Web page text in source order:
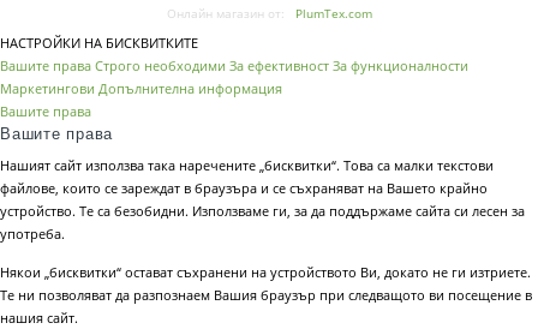
Онлайн магазин от:
PlumTex.com
НАСТРОЙКИ НА БИСКВИТКИТЕ
Вашите права Строго необходими За ефективност За функционалности
Маркетингови Допълнителна информация
Вашите права
Вашите права
Нашият сайт използва така наречените „бисквитки“. Това са малки текстови
файлове, които се зареждат в браузъра и се съхраняват на Вашето крайно
устройство. Те са безобидни. Използваме ги, за да поддържаме сайта си лесен за
употреба.
Някои „бисквитки“ остават съхранени на устройството Ви, докато не ги изтриете.
Те ни позволяват да разпознаем Вашия браузър при следващото ви посещение в
нашия сайт.